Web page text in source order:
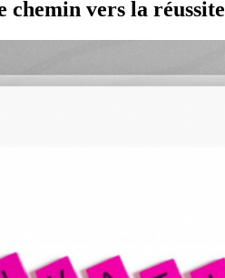
vers la réussite